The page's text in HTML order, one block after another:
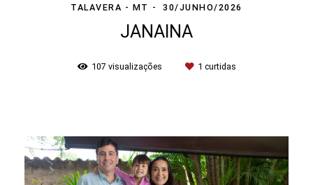
TALAVERA - MT
30/JUNHO/2026
JANAINA
107 visualizações 1 curtidas